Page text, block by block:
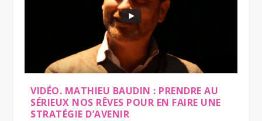
VIDÉO. MATHIEU BAUDIN : PRENDRE AU
SÉRIEUX NOS RÊVES POUR EN FAIRE UNE
STRATÉGIE D’AVENIR